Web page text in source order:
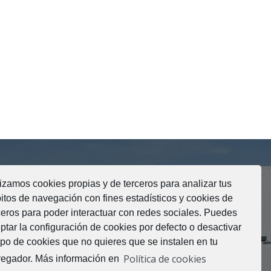
cookies propias y de terceros para analizar tus
de navegación con fines estadísticos y cookies de
para poder interactuar con redes sociales. Puedes
la configuración de cookies por defecto o desactivar
de cookies que no quieres que se instalen en tu
Más información en Política de cookies